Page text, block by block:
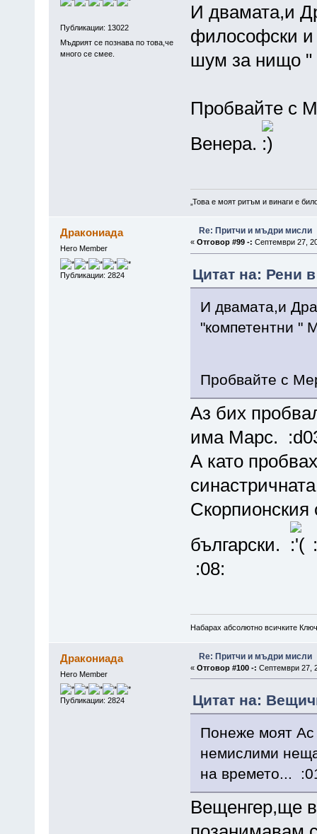
Публикации: 13022
Мъдрият се познава по това,че
много се смее.
И двамата,и
философски и
шум за нищо
Пробвайте с
Венера.
„Това е моят ритъм и винаги е
Дракониада
Hero Member
Публикации: 2824
Re: Притчи и мъдри мисли
« Отговор #99 -: Септември 27,
Цитат на: Рени
И двамата,и
"компетентни "
Пробвайте с
Аз бих
има Марс.
А като
Скорпионския
български.
:08:
Набарах абсолютно всичките
Дракониада
Hero Member
Публикации: 2824
Re: Притчи и мъдри мисли
« Отговор #100 -: Септември 27,
Цитат на:
Понеже моят
немислими
на времето...
Вещенгер,ще